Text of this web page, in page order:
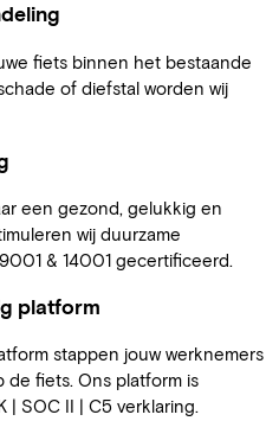
fiets binnen het bestaande
of diefstal worden wij
een gezond, gelukkig en
wij duurzame
& 14001 gecertificeerd.
platform
stappen jouw werknemers
fiets. Ons platform is
| SOC II | C5 verklaring.